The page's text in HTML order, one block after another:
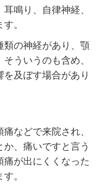
鳴り、自律神経、
。
類の神経があり、顎
ういうのも含め、
及ぼす場合があり
などで来院され、
、痛いですと言う
が出にくくなった
。